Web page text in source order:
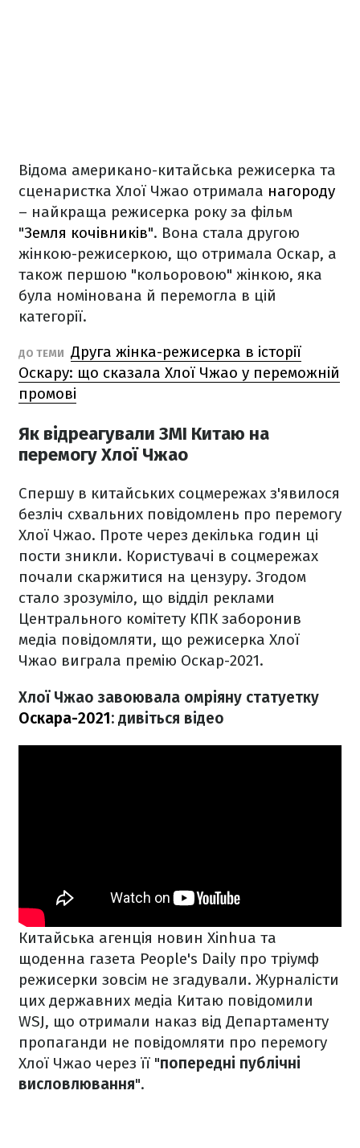
Відома американо-китайська режисерка та
сценаристка Хлої Чжао отримала нагороду
– найкраща режисерка року за фільм
"Земля кочівників". Вона стала другою
жінкою-режисеркою, що отримала Оскар, а
також першою "кольоровою" жінкою, яка
була номінована й перемогла в цій
категорії.
ДО ТЕМИ Друга жінка-режисерка в історії
Оскару: що сказала Хлої Чжао у переможній
промові
Як відреагували ЗМІ Китаю на
перемогу Хлої Чжао
Спершу в китайських соцмережах з'явилося
безліч схвальних повідомлень про перемогу
Хлої Чжао. Проте через декілька годин ці
пости зникли. Користувачі в соцмережах
почали скаржитися на цензуру. Згодом
стало зрозуміло, що відділ реклами
Центрального комітету КПК заборонив
медіа повідомляти, що режисерка Хлої
Чжао виграла премію Оскар-2021.
Хлої Чжао завоювала омріяну статуетку
Оскара-2021: дивіться відео
Китайська агенція новин Xinhua та
щоденна газета People's Daily про тріумф
режисерки зовсім не згадували. Журналісти
цих державних медіа Китаю повідомили
WSJ, що отримали наказ від Департаменту
пропаганди не повідомляти про перемогу
Хлої Чжао через її "попередні публічні
висловлювання".